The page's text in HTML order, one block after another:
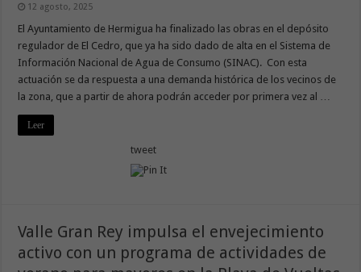
12 agosto, 2025
El Ayuntamiento de Hermigua ha finalizado las obras en el depósito
regulador de El Cedro, que ya ha sido dado de alta en el Sistema de
Información Nacional de Agua de Consumo (SINAC). Con esta
actuación se da respuesta a una demanda histórica de los vecinos de
la zona, que a partir de ahora podrán acceder por primera vez al …
Leer
tweet
Valle Gran Rey impulsa el envejecimiento
activo con un programa de actividades de